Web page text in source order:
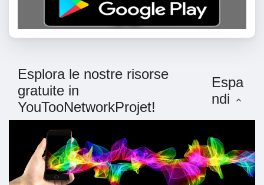
Esplora le nostre risorse
gratuite in
YouTooNetworkProjet!
Espa
ndi